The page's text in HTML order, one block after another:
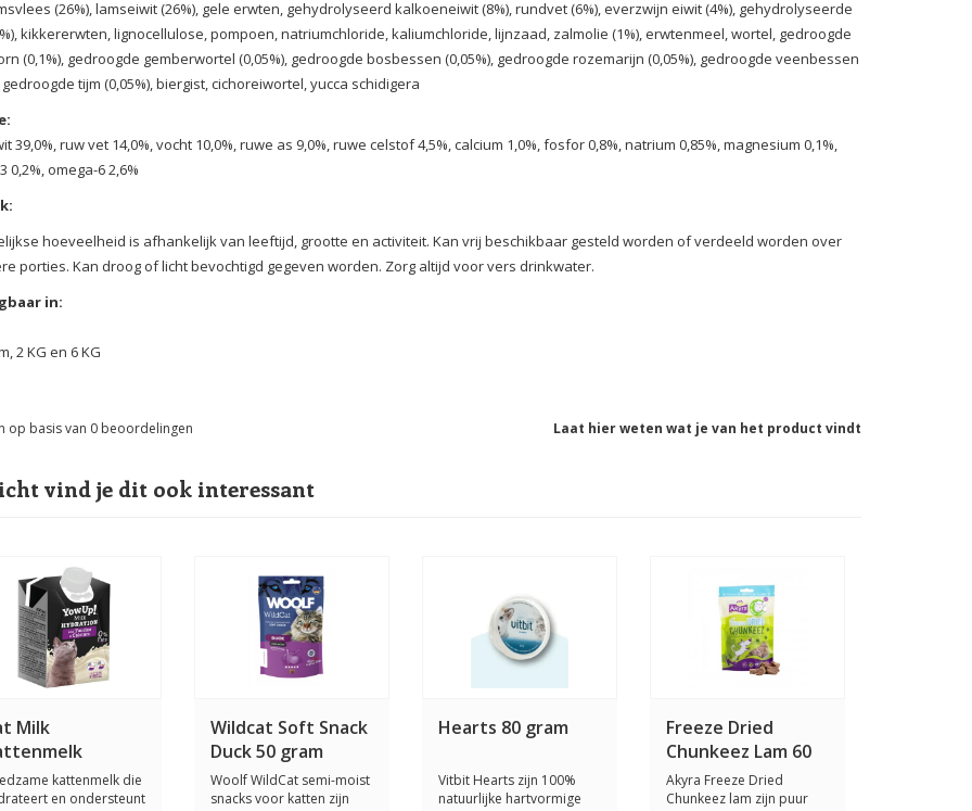
(26%), lamseiwit (26%), gele erwten, gehydrolyseerd kalkoeneiwit (8%), rundvet (6%), everzwijn eiwit (4%), gehydrolyseerde
kikkererwten, lignocellulose, pompoen, natriumchloride, kaliumchloride, lijnzaad, zalmolie (1%), erwtenmeel, wortel, gedroogde
(0,1%), gedroogde gemberwortel (0,05%), gedroogde bosbessen (0,05%), gedroogde rozemarijn (0,05%), gedroogde veenbessen
gedroogde tijm (0,05%), biergist, cichoreiwortel, yucca schidigera
39,0%, ruw vet 14,0%, vocht 10,0%, ruwe as 9,0%, ruwe celstof 4,5%, calcium 1,0%, fosfor 0,8%, natrium 0,85%, magnesium 0,1%,
0,2%, omega-6 2,6%
hoeveelheid is afhankelijk van leeftijd, grootte en activiteit. Kan vrij beschikbaar gesteld worden of verdeeld worden over
porties. Kan droog of licht bevochtigd gegeven worden. Zorg altijd voor vers drinkwater.
in:
2 KG en 6 KG
Laat hier weten wat je van het product vindt
op basis van 0 beoordelingen
vind je dit ook interessant
Milk
200 ml
kattenmelk die
en ondersteunt
Wildcat Soft Snack
Duck 50 gram
Woolf WildCat semi-moist
snacks voor katten zijn
Hearts 80 gram
Vitbit Hearts zijn 100%
natuurlijke hartvormige
Freeze Dried
Chunkeez Lam 60
gram
Akyra Freeze Dried
Chunkeez lam zijn puur